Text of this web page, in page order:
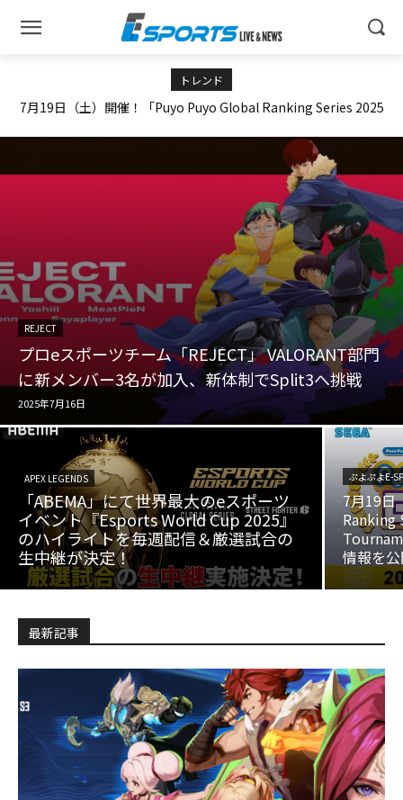
トレンド
プロeスポーツチーム「REJECT」 VALORANT部門に新メンバー
3名が加入、新体制でSplit3へ挑戦
7月19日（土）開催！「Puyo Puyo Global Ranking Series 2025
SEGA Official Tournament 1」インターネットライブ配信情報
を公開！
REJECT
プロeスポーツチーム「REJECT」 VALORANT部門
に新メンバー3名が加入、新体制でSplit3へ挑戦
2025年7月16日
APEX LEGENDS
「ABEMA」にて世界最大のeスポーツ
イベント『Esports World Cup 2025』
のハイライトを毎週配信＆厳選試合の
生中継が決定！
ぷよぷよE-
7月19日
Ranking
情報を
最新記事